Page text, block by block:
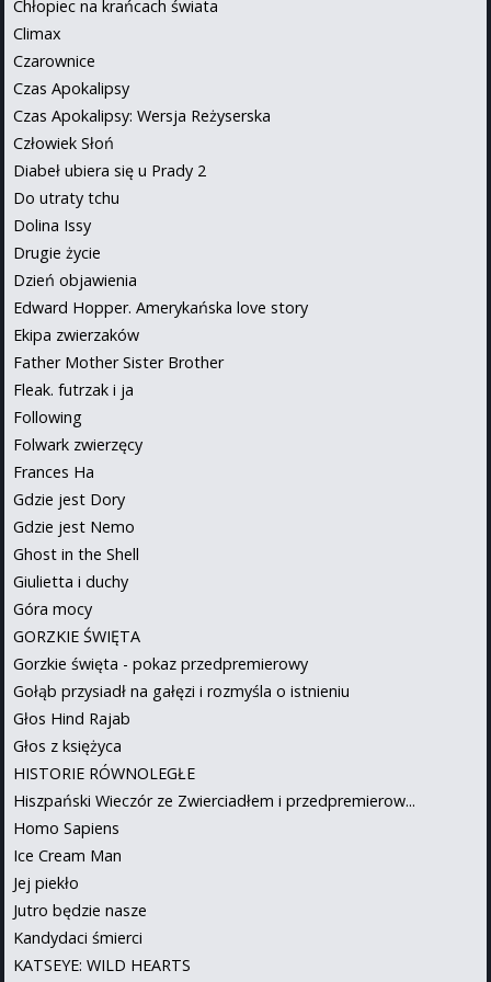
Chłopiec na krańcach świata
Climax
Czarownice
Czas Apokalipsy
Czas Apokalipsy: Wersja Reżyserska
Człowiek Słoń
Diabeł ubiera się u Prady 2
Do utraty tchu
Dolina Issy
Drugie życie
Dzień objawienia
Edward Hopper. Amerykańska love story
Ekipa zwierzaków
Father Mother Sister Brother
Fleak. futrzak i ja
Following
Folwark zwierzęcy
Frances Ha
Gdzie jest Dory
Gdzie jest Nemo
Ghost in the Shell
Giulietta i duchy
Góra mocy
GORZKIE ŚWIĘTA
Gorzkie święta - pokaz przedpremierowy
Gołąb przysiadł na gałęzi i rozmyśla o istnieniu
Głos Hind Rajab
Głos z księżyca
HISTORIE RÓWNOLEGŁE
Hiszpański Wieczór ze Zwierciadłem i przedpremierow...
Homo Sapiens
Ice Cream Man
Jej piekło
Jutro będzie nasze
Kandydaci śmierci
KATSEYE: WILD HEARTS